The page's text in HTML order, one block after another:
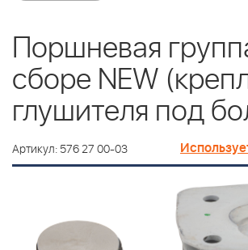
Поршневая
сборе NEW
глушителя под
Артикул: 576 27 00-03